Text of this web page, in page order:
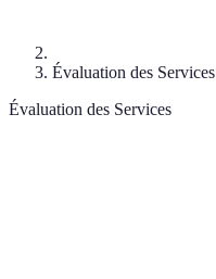
Évaluation des Services
Évaluation des Services